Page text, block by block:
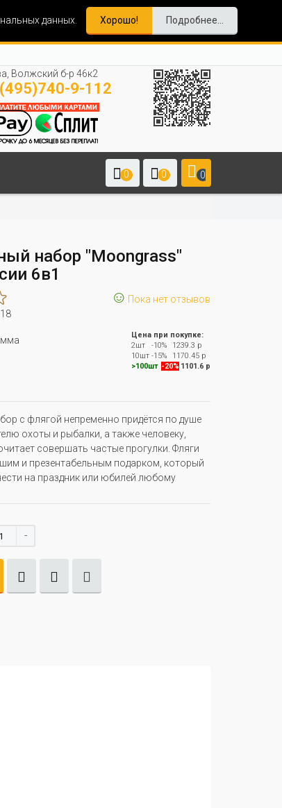
данных. Хорошо! Подробнее...
Волжский б-р 46к2
9-112
0 0 0
набор "Moongrass"
6в1
☺ Пока нет отзывов
Цена при покупке:
2шт
-10%
1239.3 р
10шт -15%
1170.45 р
>100шт -20% 1101.6 р
с флягой непременно придётся по душе
охоты и рыбалки, а также человеку,
совершать частые прогулки. Фляги
и презентабельным подарком, который
на праздник или юбилей любому
-